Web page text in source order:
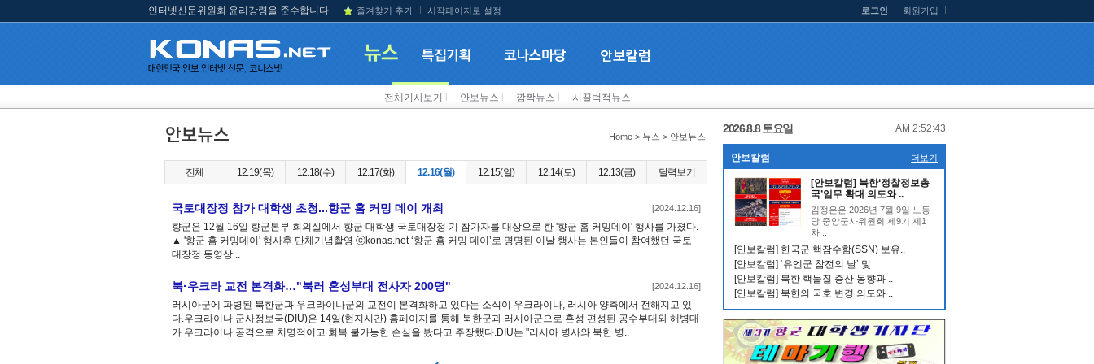
인터넷신문위원회 윤리강령을 준수합니다 즐겨찾기 추가 시작페이지로 설정 로그인 회원가입
전체기사보기 안보뉴스 깜짝뉴스 시끌벅적뉴스
Home > 뉴스 > 안보뉴스
전체 12.19(목) 12.18(수) 12.17(화) 12.16(월) 12.15(일) 12.14(토) 12.13(금) 달력보기
국토대장정 참가 대학생 초청...향군 홈 커밍 데이 개최 [2024.12.16]
향군은 12월 16일 향군본부 회의실에서 향군 대학생 국토대장정 기 참가자를 대상으로 한 '향군 홈 커밍데이' 행사를 가졌다.
▲ '향군 홈 커밍데이' 행사후 단체기념촬영 ⓒkonas.net ‘향군 홈 커밍 데이’로 명명된 이날 행사는 본인들이 참여했던 국토
대장정 동영상 ..
북·우크라 교전 본격화…"북러 혼성부대 전사자 200명" [2024.12.16]
러시아군에 파병된 북한군과 우크라이나군의 교전이 본격화하고 있다는 소식이 우크라이나, 러시아 양측에서 전해지고 있
다.우크라이나 군사정보국(DIU)은 14일(현지시간) 홈페이지를 통해 북한군과 러시아군으로 혼성 편성된 공수부대와 해병대
가 우크라이나 공격으로 치명적이고 회복 불가능한 손실을 봤다고 주장했다.DIU는 "러시아 병사와 북한 병..
2026.8.8 토요일 AM 2:52:44
안보칼럼 더보기
[안보칼럼] 북한‘정찰정보총
국’임무 확대 의도와 ..
김정은은 2026년 7월 9일 노동
당 중앙군사위원회 제9기 제1
차 ..
[안보칼럼] 한국군 핵잠수함(SSN) 보유..
[안보칼럼] ‘유엔군 참전의 날’ 및 ..
[안보칼럼] 북한 핵물질 증산 동향과 ..
[안보칼럼] 북한의 국호 변경 의도와 ..